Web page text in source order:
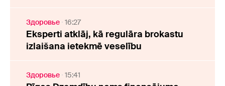
Здоровье 16:27
Eksperti atklāj, kā regulāra brokastu
izlaišana ietekmē veselību
Здоровье 15:41